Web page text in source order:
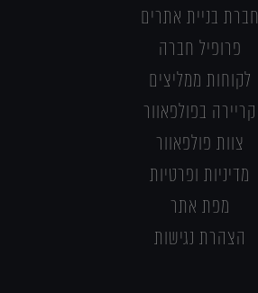
חברת בניית אתרים
פרופיל חברה
לקוחות ממליצים
קריירה בפולפאוור
צוות פולפאוור
מדיניות ופרטיות
מפת אתר
הצהרת נגישות